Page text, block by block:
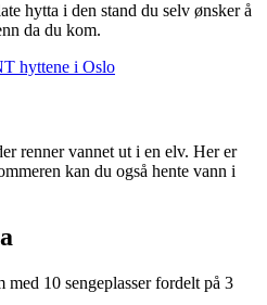
hytta i den stand du selv ønsker å
da du kom.
hyttene i Oslo
renner vannet ut i en elv. Her er
kan du også hente vann i
10 sengeplasser fordelt på 3